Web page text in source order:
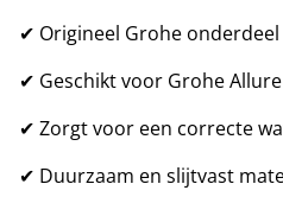
✔ Origineel Grohe
✔ Geschikt voor Grohe
✔ Zorgt voor een correcte
✔ Duurzaam en slijtvast